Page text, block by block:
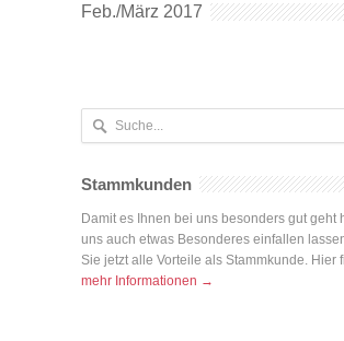
Feb./März 2017
Stammkunden
Damit es Ihnen bei uns besonders gut geht
uns auch etwas Besonderes einfallen
Sie jetzt alle Vorteile als Stammkunde. Hier
mehr Informationen →